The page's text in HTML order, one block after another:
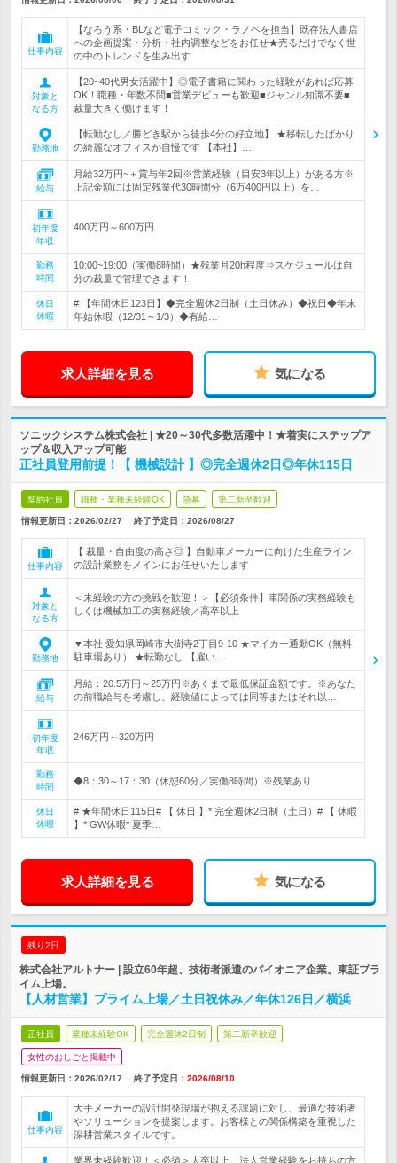
仕事内容
【なろう系・BLなど電子コミック・ラノベを担当】既存法人書店
への企画提案・分析・社内調整などをお任せ★売るだけでなく世
の中のトレンドを生み出す
対象と
なる方
【20~40代男女活躍中】◎電子書籍に関わった経験があれば応募
OK！職種・年数不問■営業デビューも歓迎■ジャンル知識不要■
裁量大きく働けます！
勤務地
【転勤なし／勝どき駅から徒歩4分の好立地】 ★移転したばかり
の綺麗なオフィスが自慢です 【本社】…
給与
月給32万円~＋賞与年2回※営業経験（目安3年以上）がある方※
上記金額には固定残業代30時間分（6万400円以上）を…
初年度
年収
400万円～600万円
勤務
時間
10:00~19:00（実働8時間）★残業月20h程度⇒スケジュールは自
分の裁量で管理できます！
休日
休暇
# 【年間休日123日】◆完全週休2日制（土日休み）◆祝日◆年末
年始休暇（12/31～1/3）◆有給…
求人詳細を見る 気になる
ソニックシステム株式会社 | ★20～30代多数活躍中！★着実にステップア
ップ＆収入アップ可能
正社員登用前提！【 機械設計 】◎完全週休2日◎年休115日
契約社員 職種・業種未経験OK 急募 第二新卒歓迎
情報更新日：2026/02/27 終了予定日： 2026/08/27
仕事内容
【 裁量・自由度の高さ◎ 】自動車メーカーに向けた生産ライン
の設計業務をメインにお任せいたします
対象と
なる方
＜未経験の方の挑戦を歓迎！＞【必須条件】車関係の実務経験も
しくは機械加工の実務経験／高卒以上
勤務地
▼本社 愛知県岡崎市大樹寺2丁目9-10 ★マイカー通勤OK（無料
駐車場あり） ★転勤なし 【雇い…
給与
月給：20.5万円～25万円※あくまで最低保証金額です。※あなた
の前職給与を考慮し、経験値によっては同等またはそれ以…
初年度
年収
246万円～320万円
勤務
時間
◆8：30～17：30（休憩60分／実働8時間）※残業あり
休日
休暇
# ★年間休日115日# 【 休日 】* 完全週休2日制（土日）# 【 休暇
】* GW休暇* 夏季…
求人詳細を見る 気になる
残り2日
株式会社アルトナー | 設立60年超、技術者派遣のパイオニア企業。東証プラ
イム上場。
【人材営業】プライム上場／土日祝休み／年休126日／横浜
正社員 業種未経験OK 完全週休2日制 第二新卒歓迎
女性のおしごと掲載中
情報更新日：2026/02/17 終了予定日： 2026/08/10
仕事内容
大手メーカーの設計開発現場が抱える課題に対し、最適な技術者
やソリューションを提案します。お客様との関係構築を重視した
深耕営業スタイルです。
業界未経験歓迎！＜必須＞大卒以上、法人営業経験をお持ちの方